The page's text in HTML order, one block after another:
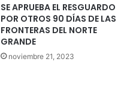
SE APRUEBA EL RESGUARDO
POR OTROS 90 DÍAS DE LAS
FRONTERAS DEL NORTE
GRANDE
noviembre 21, 2023